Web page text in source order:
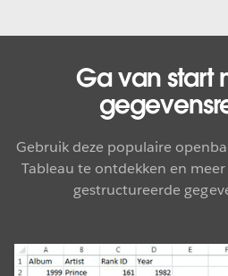
Ga van start
Gebruik deze populaire
Tableau te ontdekken en
gestructureerde